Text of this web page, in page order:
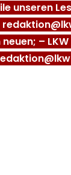
unseren
–